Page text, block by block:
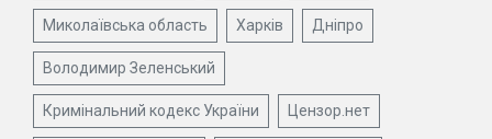
Миколаївська область Харків Дніпро
Володимир Зеленський
Кримінальний кодекс України Цензор.нет